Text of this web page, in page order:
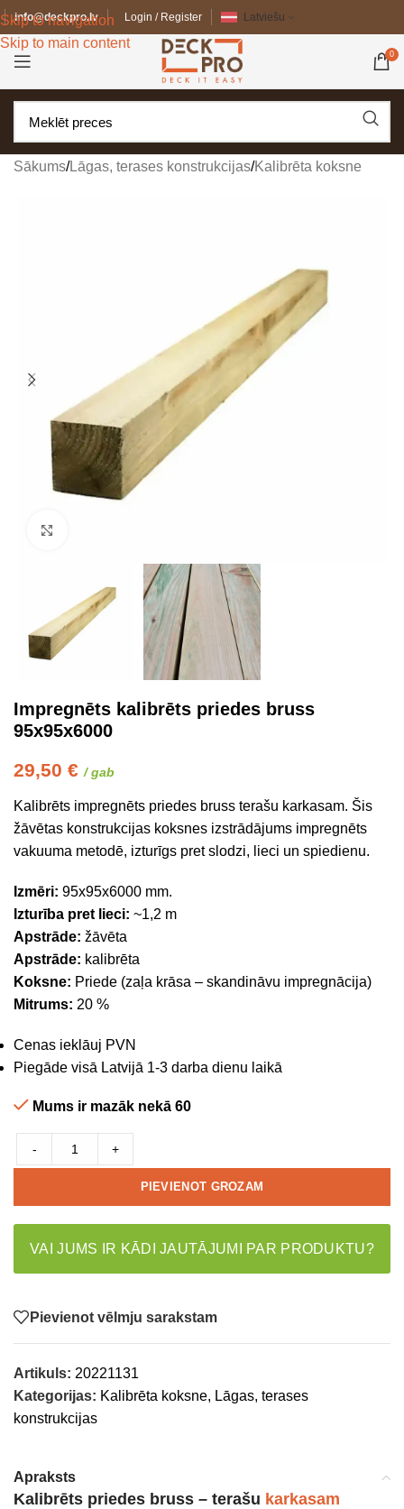
Skip to navigation
Skip to main content
info@deckpro.lv Login / Register Latviešu
0
Sākums/Lāgas, terases konstrukcijas/Kalibrēta koksne
Impregnēts kalibrēts priedes bruss
95x95x6000
29,50 € / gab
Kalibrēts impregnēts priedes bruss terašu karkasam. Šis
žāvētas konstrukcijas koksnes izstrādājums impregnēts
vakuuma metodē, izturīgs pret slodzi, lieci un spiedienu.
Izmēri: 95x95x6000 mm.
Izturība pret lieci: ~1,2 m
Apstrāde: žāvēta
Apstrāde: kalibrēta
Koksne: Priede (zaļa krāsa – skandināvu impregnācija)
Mitrums: 20 %
Cenas ieklāuj PVN
Piegāde visā Latvijā 1-3 darba dienu laikā
Mums ir mazāk nekā 60
- +
PIEVIENOT GROZAM
VAI JUMS IR KĀDI JAUTĀJUMI PAR PRODUKTU?
Pievienot vēlmju sarakstam
Artikuls: 20221131
Kategorijas: Kalibrēta koksne, Lāgas, terases
konstrukcijas
Apraksts
Kalibrēts priedes bruss – terašu karkasam